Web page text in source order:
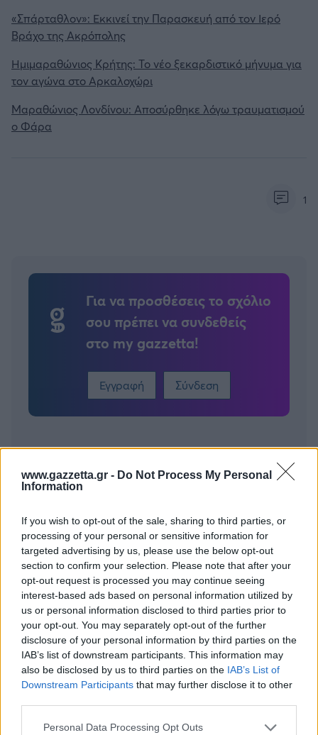
www.gazzetta.gr - Do Not Process My Personal
Information
If you wish to opt-out of the sale, sharing to third parties, or
processing of your personal or sensitive information for
targeted advertising by us, please use the below opt-out
section to confirm your selection. Please note that after your
opt-out request is processed you may continue seeing
interest-based ads based on personal information utilized by
us or personal information disclosed to third parties prior to
your opt-out. You may separately opt-out of the further
disclosure of your personal information by third parties on the
IAB’s list of downstream participants. This information may
also be disclosed by us to third parties on the IAB’s List of
Downstream Participants that may further disclose it to other
Please note that this website/app uses one or more Google
Personal Data Processing Opt Outs
«Σπάρταθλον»: Εκκινεί την Παρασκευή από τον Ιερό
Βράχο της Ακρόπολης
Ημιμαραθώνιος Κρήτης: Το νέο ξεκαρδιστικό μήνυμα για
τον αγώνα στο Αρκαλοχώρι
Μαραθώνιος Λονδίνου: Αποσύρθηκε λόγω τραυματισμού
ο Φάρα
1
Για να προσθέσεις το σχόλιο
σου πρέπει να συνδεθείς
στο my gazzetta!
Εγγραφή Σύνδεση
Πρόσφατα
Terastios
30/09/2022 - 14:32
οι διοργανωτες!!!
Απάντησε
3 Likes 0 Απαντήσεις
« 1 »
BEST OFINTERNET